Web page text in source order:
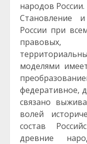
народов России.
Становление
России при
правовых,
моделями
федеративное,
связано
волей
состав
древние